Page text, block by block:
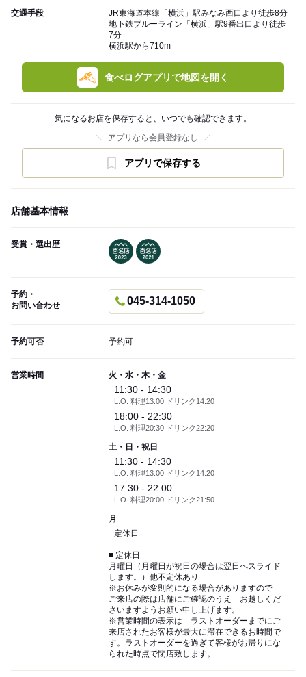
交通手段
JR東海道本線「横浜」駅みなみ西口より徒歩8分
地下鉄ブルーライン「横浜」駅9番出口より徒歩
7分
横浜駅から710m
食べログアプリで地図を開く
気になるお店を保存すると、いつでも確認できます。
アプリなら会員登録なし
アプリで保存する
店舗基本情報
受賞・選出歴
予約・
お問い合わせ
045-314-1050
予約可否 予約可
営業時間 火・水・木・金
11:30 - 14:30
L.O. 料理13:00 ドリンク14:20
18:00 - 22:30
L.O. 料理20:30 ドリンク22:20
土・日・祝日
11:30 - 14:30
L.O. 料理13:00 ドリンク14:20
17:30 - 22:00
L.O. 料理20:00 ドリンク21:50
月
定休日
■ 定休日
月曜日（月曜日が祝日の場合は翌日へスライド
します。）他不定休あり
※お休みが変則的になる場合がありますので
ご来店の際は店舗にご確認のうえ お越しくだ
さいますようお願い申し上げます。
※営業時間の表示は ラストオーダーまでにご
来店されたお客様が最大に滞在できるお時間で
す。ラストオーダーを過ぎて客様がお帰りにな
られた時点で閉店致します。